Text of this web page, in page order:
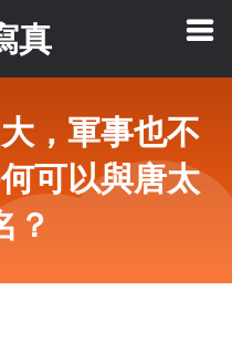
真
，軍事也不
可以與唐太
？